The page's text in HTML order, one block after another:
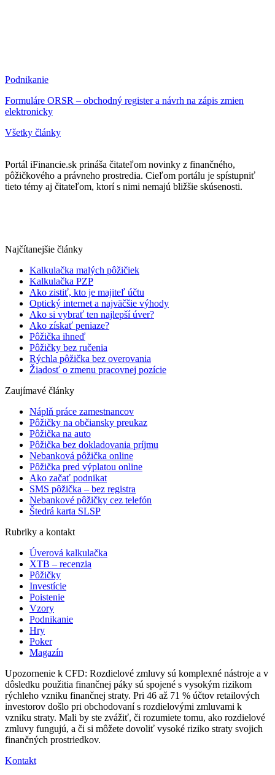
Podnikanie
Formuláre ORSR – obchodný register a návrh na zápis zmien
elektronicky
Všetky články
Portál iFinancie.sk prináša čitateľom novinky z finančného,
pôžičkového a právneho prostredia. Cieľom portálu je spístupniť
tieto témy aj čitateľom, ktorí s nimi nemajú bližšie skúsenosti.
Najčítanejšie články
Kalkulačka malých pôžičiek
Kalkulačka PZP
Ako zistiť, kto je majiteľ účtu
Optický internet a najväčšie výhody
Ako si vybrať ten najlepší úver?
Ako získať peniaze?
Pôžička ihneď
Pôžičky bez ručenia
Rýchla pôžička bez overovania
Žiadosť o zmenu pracovnej pozície
Zaujímavé články
Náplň práce zamestnancov
Pôžičky na občiansky preukaz
Pôžička na auto
Pôžička bez dokladovania príjmu
Nebanková pôžička online
Pôžička pred výplatou online
Ako začať podnikat
SMS pôžička – bez registra
Nebankové pôžičky cez telefón
Štedrá karta SLSP
Rubriky a kontakt
Úverová kalkulačka
XTB – recenzia
Pôžičky
Investície
Poistenie
Vzory
Podnikanie
Hry
Poker
Magazín
Upozornenie k CFD: Rozdielové zmluvy sú komplexné nástroje a v
dôsledku použitia finančnej páky sú spojené s vysokým rizikom
rýchleho vzniku finančnej straty. Pri 46 až 71 % účtov retailových
investorov došlo pri obchodovaní s rozdielovými zmluvami k
vzniku straty. Mali by ste zvážiť, či rozumiete tomu, ako rozdielové
zmluvy fungujú, a či si môžete dovoliť vysoké riziko straty svojich
finančných prostriedkov.
Kontakt